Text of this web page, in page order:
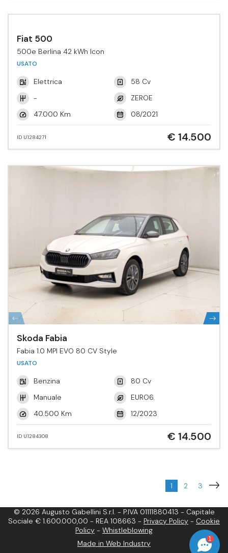
Fiat 500
500e Berlina 42 kWh Icon
USATO
Elettrica
58 Cv
-
ZEROE
47.000 Km
08/2021
ID U1284271 € 14.500
Skoda Fabia
Fabia 1.0 MPI EVO 80 CV Style
USATO
Benzina
80 Cv
Manuale
EURO6.
40.500 Km
12/2023
ID U1284308 € 14.500
1 2 3
© 2026 Augusto Gabellini S.r.l. - P.IVA 01111880413 - Capitale
Sociale € 1.600.000,00 - REA 108663 - Privacy Policy - Cookie
Policy - Whistleblowing
Made in Web Industry
1